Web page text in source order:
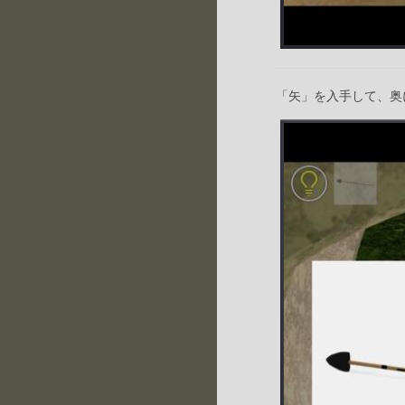
「矢」を入手して、